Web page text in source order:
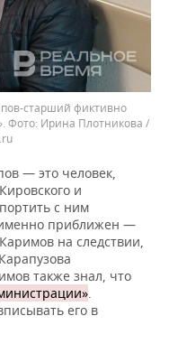
старший фиктивно
Ирина Плотникова /
— это человек,
и
с ним
приближен —
на следствии,
также знал, что
».
его в